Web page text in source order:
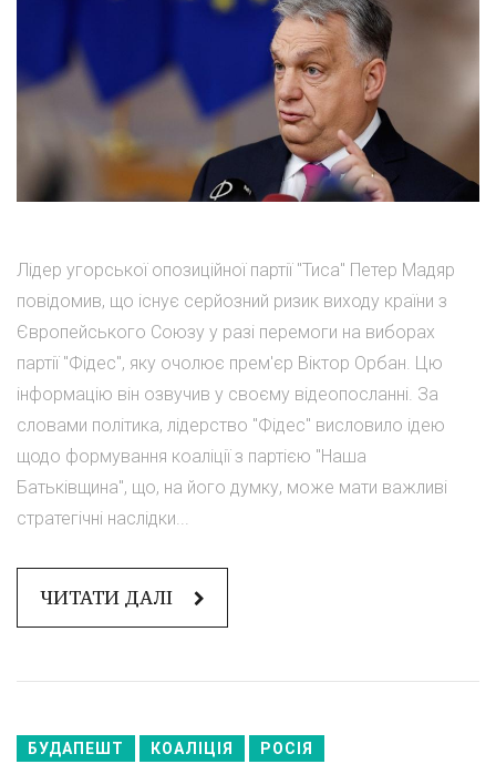
Лідер угорської опозиційної партії "Тиса" Петер Мадяр
повідомив, що існує серйозний ризик виходу країни з
Європейського Союзу у разі перемоги на виборах
партії "Фідес", яку очолює прем'єр Віктор Орбан. Цю
інформацію він озвучив у своєму відеопосланні. За
словами політика, лідерство "Фідес" висловило ідею
щодо формування коаліції з партією "Наша
Батьківщина", що, на його думку, може мати важливі
стратегічні наслідки...
ЧИТАТИ ДАЛІ
БУДАПЕШТ КОАЛІЦІЯ РОСІЯ